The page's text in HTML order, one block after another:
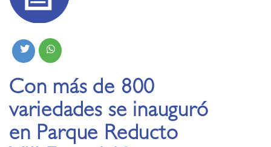
Con más de 800
variedades se inauguró
en Parque Reducto